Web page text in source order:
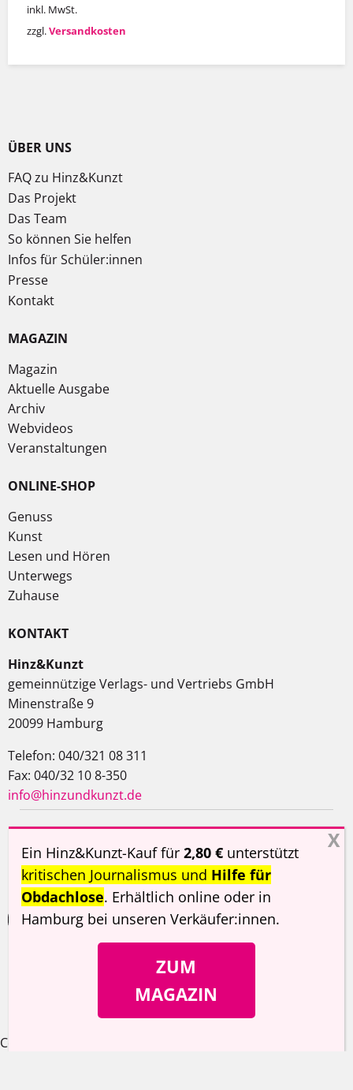
inkl. MwSt.
zzgl.Versandkosten
ÜBER UNS
FAQ zu Hinz&Kunzt
Das Projekt
Das Team
So können Sie helfen
Infos für Schüler:innen
Presse
Kontakt
MAGAZIN
Magazin
Aktuelle Ausgabe
Archiv
Webvideos
Veranstaltungen
ONLINE-SHOP
Genuss
Kunst
Lesen und Hören
Unterwegs
Zuhause
KONTAKT
Hinz&Kunzt
gemeinnützige Verlags- und Vertriebs GmbH
Minenstraße 9
20099 Hamburg
Telefon: 040/321 08 311
Fax: 040/32 10 8-350
info@hinzundkunzt.de
Impressum AGB
Datenschutzerklärung
Haftungsausschluss
Hinz&Kunzt2026
Ein Hinz&Kunzt-Kauf für2,80 € unterstützt
kritischen Journalismus und Hilfe für
Obdachlose. Erhältlich online oder in
Hamburg bei unseren Verkäufer:innen.
ZUM
MAGAZIN
Cookie Consent Banner von Real Cookie Banner